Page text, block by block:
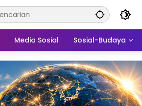
Media Sosial Sosial-Budaya